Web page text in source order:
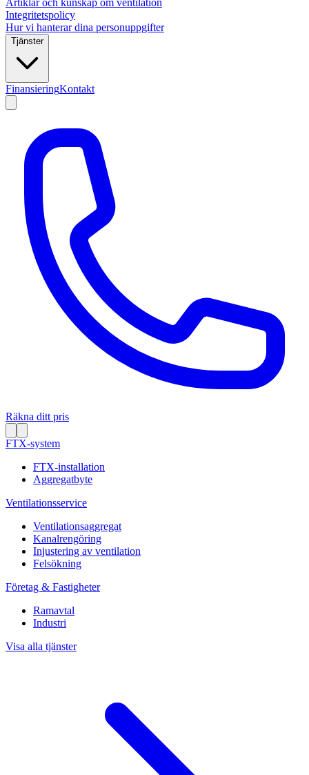
Artiklar och kunskap om ventilation
Integritetspolicy
Hur vi hanterar dina personuppgifter
Tjänster
FinansieringKontakt
Räkna ditt pris
FTX-system
FTX-installation
Aggregatbyte
Ventilationsservice
Ventilationsaggregat
Kanalrengöring
Injustering av ventilation
Felsökning
Företag & Fastigheter
Ramavtal
Industri
Visa alla tjänster